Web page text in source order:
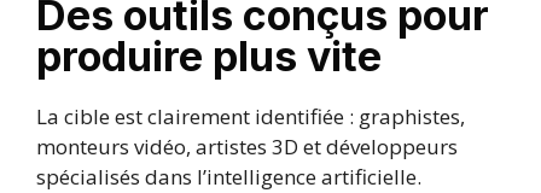
Des outils conçus pour
produire plus vite
La cible est clairement identifiée : graphistes,
monteurs vidéo, artistes 3D et développeurs
spécialisés dans l’intelligence artificielle.